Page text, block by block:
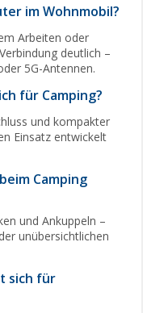
im Wohnmobil?
Arbeiten oder
deutlich –
5G-Antennen.
für Camping?
und kompakter
Einsatz entwickelt
Camping
und Ankuppeln –
unübersichtlichen
sich für